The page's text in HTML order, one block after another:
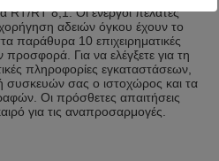
RT/RT 8,1. Οι ενεργοί πελάτες
αδειών όγκου έχουν το
παράθυρα 10 επιχειρηματικές
Για να ελέγξετε για τη
πληροφορίες εγκαταστάσεων,
συσκευών σας ο ιστοχώρος και τα
Οι πρόσθετες απαιτήσεις
για τις αναπροσαρμογές.